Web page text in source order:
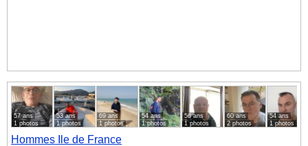
57 ans
1 photos
53 ans
1 photos
69 ans
1 photos
54 ans
1 photos
56 ans
1 photos
60 ans
2 photos
54 ans
1 photos
Hommes Ile de France